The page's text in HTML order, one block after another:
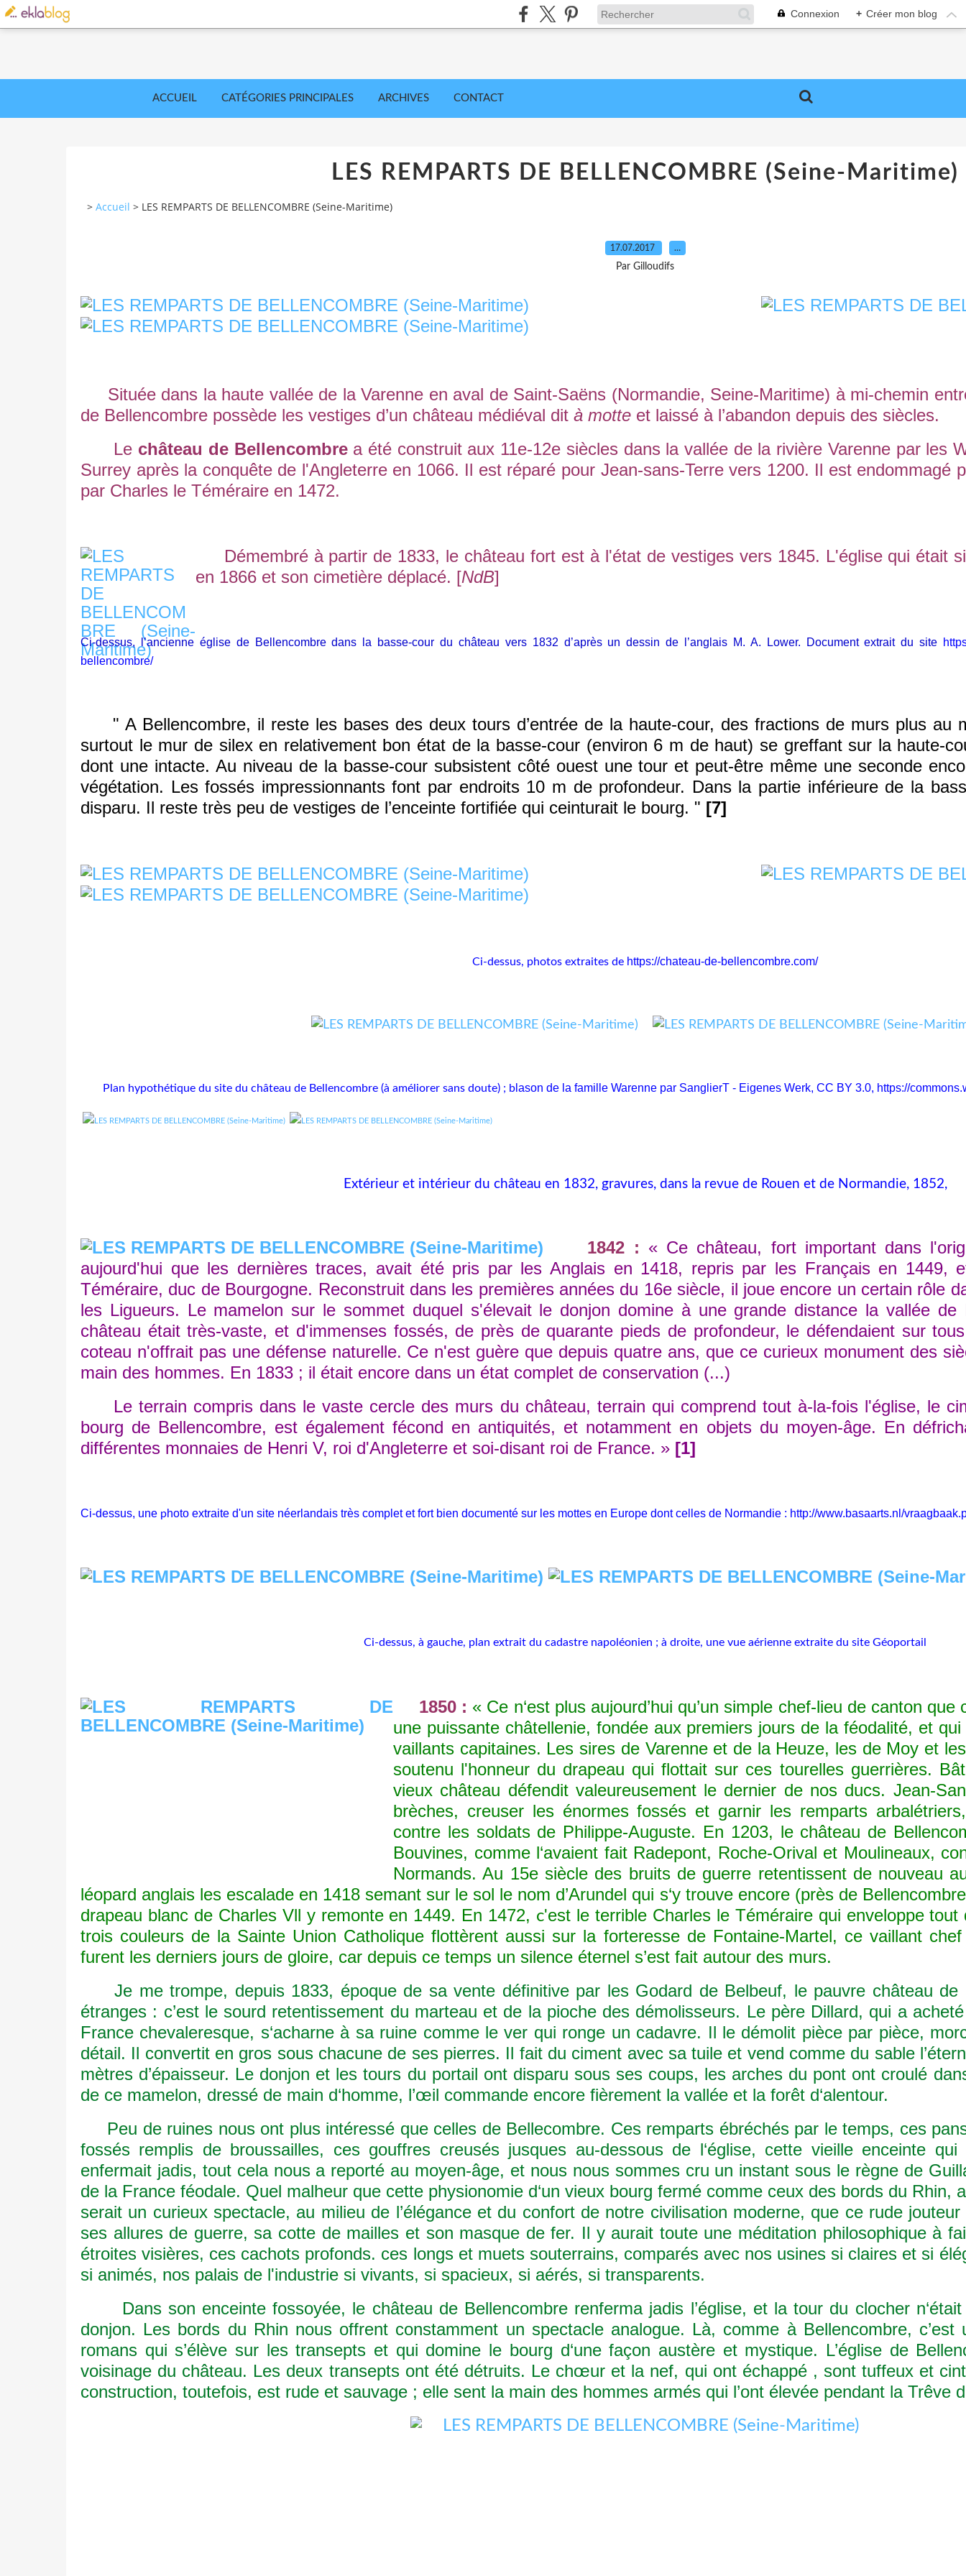
Connexion + Créer mon blog
ACCUEIL CATÉGORIES PRINCIPALES ARCHIVES CONTACT
LES REMPARTS DE BELLENCOMBRE (Seine-Maritime)
> Accueil > LES REMPARTS DE BELLENCOMBRE (Seine-Maritime)
17.07.2017 …
Par Gilloudifs
Située dans la haute vallée de la Varenne en aval de Saint-Saëns (Normandie, Seine-Maritime) à mi-chemin
de Bellencombre possède les vestiges d’un château médiéval dit à motte et laissé à l’abandon depuis des siècles.
Le château de Bellencombrea été construit aux 11e-12e siècles dans la vallée de la rivière Varenne par les
Surrey après la conquête de l'Angleterre en 1066. Il est réparé pour Jean-sans-Terre vers 1200. Il est endommagé
par Charles le Téméraire en 1472.
Démembré à partir de 1833, le château fort est à l'état de vestiges vers 1845. L'église qui était
en 1866 et son cimetière déplacé. [NdB]
Ci-dessus, l’ancienne église de Bellencombre dans la basse-cour du château vers 1832 d’après un dessin de l’anglais M. A. Lower. Document extrait du site
bellencombre/
" A Bellencombre, il reste les bases des deux tours d’entrée de la haute-cour, des fractions de murs plus au
surtout le mur de silex en relativement bon état de la basse-cour (environ 6 m de haut) se greffant sur la haute-
dont une intacte. Au niveau de la basse-cour subsistent côté ouest une tour et peut-être même une seconde
végétation. Les fossés impressionnants font par endroits 10 m de profondeur. Dans la partie inférieure de la
disparu. Il reste très peu de vestiges de l’enceinte fortifiée qui ceinturait le bourg. " [7]
Ci-dessus, photos extraites de https://chateau-de-bellencombre.com/
Plan hypothétique du site du château de Bellencombre (à améliorer sans doute) ; b lason de la famille Warenne par SanglierT - Eigenes Werk, CC BY 3.0, https://
Extérieur et intérieur du château en 1832, gravures, dans la revue de Rouen et de Normandie, 1852,
1842 : « Ce château, fort important dans
aujourd'hui que les dernières traces, avait été pris par les Anglais en 1418, repris par les Français en 1449,
Téméraire, duc de Bourgogne. Reconstruit dans les premières années du 16e siècle, il joue encore un certain rôle
les Ligueurs. Le mamelon sur le sommet duquel s'élevait le donjon domine à une grande distance la vallée de
château était très-vaste, et d'immenses fossés, de près de quarante pieds de profondeur, le défendaient sur
coteau n'offrait pas une défense naturelle. Ce n'est guère que depuis quatre ans, que ce curieux monument des
main des hommes. En 1833 ; il était encore dans un état complet de conservation (...)
Le terrain compris dans le vaste cercle des murs du château, terrain qui comprend tout à-la-fois l'église, le
bourg de Bellencombre, est également fécond en antiquités, et notamment en objets du moyen-âge. En
différentes monnaies de Henri V, roi d'Angleterre et soi-disant roi de France. » [1]
Ci-dessus, une photo extraite d'un site néerlandais très complet et fort bien documenté sur les mottes en Europe dont celles de Normandie : http://www.basaarts.nl/
Ci-dessus, à gauche, plan extrait du cadastre napoléonien ; à droite, une vue aérienne extraite du site Géoportail
1850 : « Ce n‘est plus aujourd’hui qu’un simple chef-lieu de canton
une puissante châtellenie, fondée aux premiers jours de la féodalité, et
vaillants capitaines. Les sires de Varenne et de la Heuze, les de Moy et
soutenu l'honneur du drapeau qui flottait sur ces tourelles guerrières.
vieux château défendit valeureusement le dernier de nos ducs. Jean-
brèches, creuser les énormes fossés et garnir les remparts
contre les soldats de Philippe-Auguste. En 1203, le château de
Bouvines, comme l‘avaient fait Radepont, Roche-Orival et Moulineaux,
Normands. Au 15e siècle des bruits de guerre retentissent de nouveau
léopard anglais les escalade en 1418 semant sur le sol le nom d’Arundel qui s‘y trouve encore (près de
drapeau blanc de Charles Vll y remonte en 1449. En 1472, c'est le terrible Charles le Téméraire qui enveloppe
trois couleurs de la Sainte Union Catholique flottèrent aussi sur la forteresse de Fontaine-Martel, ce vaillant
furent les derniers jours de gloire, car depuis ce temps un silence éternel s’est fait autour des murs.
Je me trompe, depuis 1833, époque de sa vente définitive par les Godard de Belbeuf, le pauvre château de
étranges : c’est le sourd retentissement du marteau et de la pioche des démolisseurs. Le père Dillard, qui a
France chevaleresque, s‘acharne à sa ruine comme le ver qui ronge un cadavre. Il le démolit pièce par pièce,
détail. Il convertit en gros sous chacune de ses pierres. Il fait du ciment avec sa tuile et vend comme du sable
mètres d’épaisseur. Le donjon et les tours du portail ont disparu sous ses coups, les arches du pont ont croulé
de ce mamelon, dressé de main d‘homme, l’œil commande encore fièrement la vallée et la forêt d‘alentour.
Peu de ruines nous ont plus intéressé que celles de Bellecombre. Ces remparts ébréchés par le temps, ces
fossés remplis de broussailles, ces gouffres creusés jusques au-dessous de l‘église, cette vieille enceinte qui
enfermait jadis, tout cela nous a reporté au moyen-âge, et nous nous sommes cru un instant sous le règne de
de la France féodale. Quel malheur que cette physionomie d‘un vieux bourg fermé comme ceux des bords du Rhin,
serait un curieux spectacle, au milieu de l’élégance et du confort de notre civilisation moderne, que ce rude
ses allures de guerre, sa cotte de mailles et son masque de fer. Il y aurait toute une méditation philosophique à
étroites visières, ces cachots profonds. ces longs et muets souterrains, comparés avec nos usines si claires et si
si animés, nos palais de l'industrie si vivants, si spacieux, si aérés, si transparents.
Dans son enceinte fossoyée, le château de Bellencombre renferma jadis l’église, et la tour du clocher
donjon. Les bords du Rhin nous offrent constamment un spectacle analogue. Là, comme à Bellencombre,
romans qui s’élève sur les transepts et qui domine le bourg d‘une façon austère et mystique. L’église de
voisinage du château. Les deux transepts ont été détruits. Le chœur et la nef, qui ont échappé , sont tuffeux et
construction, toutefois, est rude et sauvage ; elle sent la main des hommes armés qui l’ont élevée pendant la Trêve